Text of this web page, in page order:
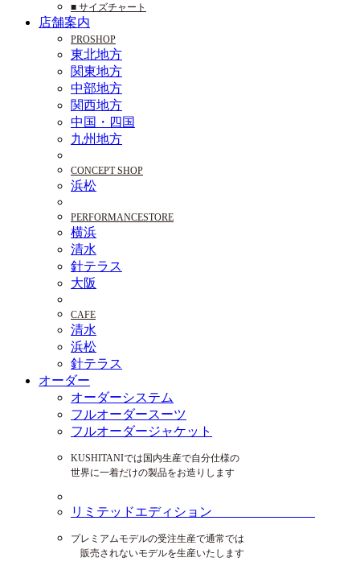
■ サイズチャート
店舗案内
PROSHOP
東北地方
関東地方
中部地方
関西地方
中国・四国
九州地方
CONCEPT SHOP
浜松
PERFORMANCESTORE
横浜
清水
針テラス
大阪
CAFE
清水
浜松
針テラス
オーダー
オーダーシステム
フルオーダースーツ
フルオーダージャケット
KUSHITANIでは国内生産で自分仕様の
世界に一着だけの製品をお造りします
リミテッドエディション
プレミアムモデルの受注生産で通常では
販売されないモデルを生産いたします